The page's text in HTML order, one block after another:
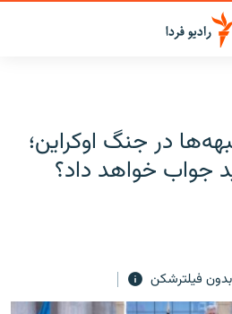
در جنگ اوکراین؛
جواب خواهد داد؟
فیلترشکن